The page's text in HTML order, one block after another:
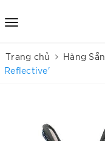
Trang chủ Hàng Sẵn
Reflective'